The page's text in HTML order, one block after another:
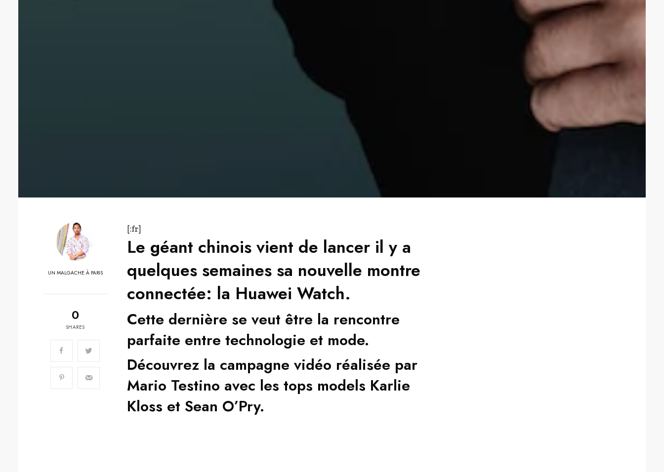
UN MALGACHE À PARIS
0
SHARES
[:fr]
Le géant chinois vient de lancer il y a
quelques semaines sa nouvelle montre
connectée: la Huawei Watch.
Cette dernière se veut être la rencontre
parfaite entre technologie et mode.
Découvrez la campagne vidéo réalisée par
Mario Testino avec les tops models Karlie
Kloss et Sean O’Pry.